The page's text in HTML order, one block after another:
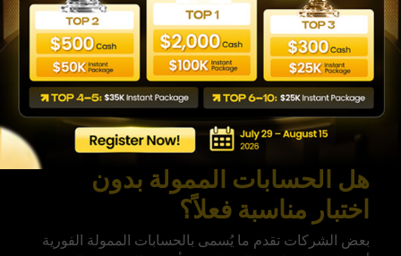
حين يبحث المتداول عن “ حساب تداول ممول مجاني“، فهو
في الغالب يقصد أحد أمرين: إما حساب لا يتطلب دفع رسوم
تقييم مسبقاً، أو حساب يمنحه التداول الفوري دون المرور
بمرحلة اختبار. بعض الشركات تقدم برامج استرداد رسوم
التقييم بعد التأهل، مما يجعل التجربة شبه مجانية على
المدى البعيد. غير أن هذا لا يعني أن الدخول خالٍ من أي
تكلفة أو شرط في الأساس.
هل الحسابات الممولة بدون
اختبار مناسبة فعلاً؟
بعض الشركات تقدم ما يُسمى بالحسابات الممولة الفورية